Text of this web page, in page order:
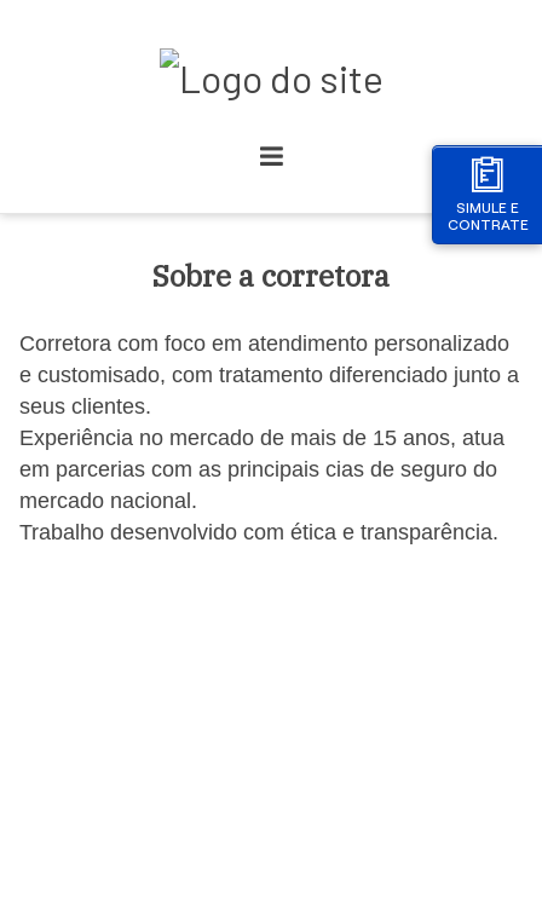
SIMULE E
CONTRATE
Sobre a corretora
Corretora com foco em atendimento personalizado
e customisado, com tratamento diferenciado junto a
seus clientes.
Experiência no mercado de mais de 15 anos, atua
em parcerias com as principais cias de seguro do
mercado nacional.
Trabalho desenvolvido com ética e transparência.